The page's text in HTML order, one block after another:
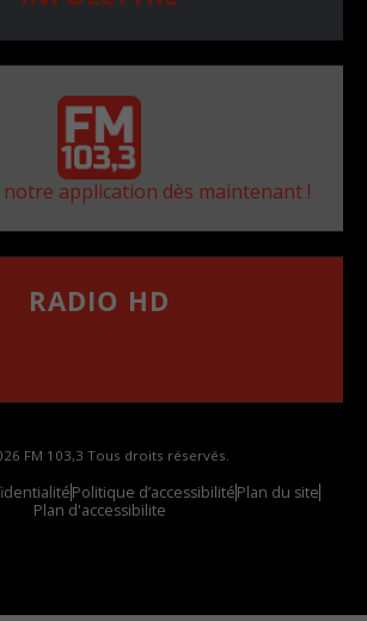
application dès maintenant !
RADIO HD
FM 103,3 Tous droits réservés.
Politique d’accessibilitéPlan du site
Plan d'accessibilite